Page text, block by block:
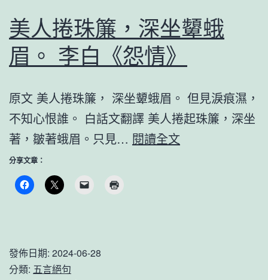
美人捲珠簾，深坐顰蛾
眉。 李白《怨情》
原文 美人捲珠簾， 深坐顰蛾眉。 但見淚痕濕，
不知心恨誰。 白話文翻譯 美人捲起珠簾，深坐
著，皺著蛾眉。只見… 閱讀全文
分享文章：
發佈日期: 2024-06-28
分類: 五言絕句